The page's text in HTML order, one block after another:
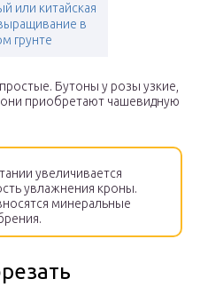
или китайская
в
грунте
Бутоны у розы узкие,
приобретают чашевидную
увеличивается
увлажнения кроны.
минеральные